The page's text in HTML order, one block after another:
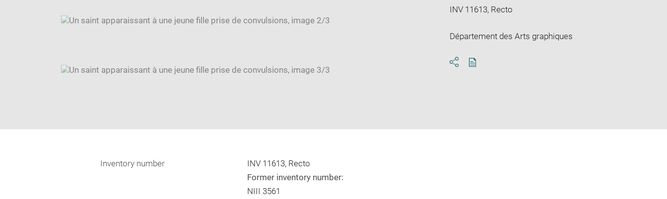
INV 11613, Recto
Département des Arts graphiques
Inventory number
INV 11613, Recto
Former inventory number:
NIII 3561